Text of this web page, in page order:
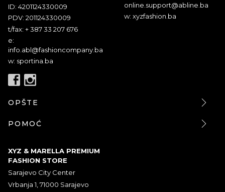
ID: 4201124330009
PDV: 201124330009
t/fax: + 387 33 207 676
e:
info.abl@fashioncompany.ba
w: sportina.ba
online.support@abline.ba
w: xyzfashion.ba
OPŠTE
POMOĆ
XYZ & MARELLA PREMIUM
FASHION STORE
Sarajevo City Center
Vrbanja 1, 71000 Sarajevo